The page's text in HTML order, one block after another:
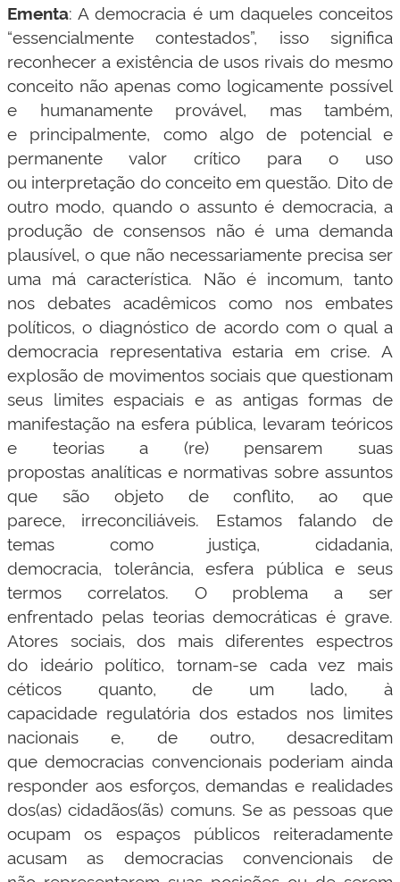
Ementa: A democracia é um daqueles conceitos
“essencialmente contestados”, isso significa
reconhecer a existência de usos rivais do mesmo
conceito não apenas como logicamente possível
e humanamente provável, mas também,
e principalmente, como algo de potencial e
permanente valor crítico para o uso
ou interpretação do conceito em questão. Dito de
outro modo, quando o assunto é democracia, a
produção de consensos não é uma demanda
plausível, o que não necessariamente precisa ser
uma má característica. Não é incomum, tanto
nos debates acadêmicos como nos embates
políticos, o diagnóstico de acordo com o qual a
democracia representativa estaria em crise. A
explosão de movimentos sociais que questionam
seus limites espaciais e as antigas formas de
manifestação na esfera pública, levaram teóricos
e teorias a (re) pensarem suas
propostas analíticas e normativas sobre assuntos
que são objeto de conflito, ao que
parece, irreconciliáveis. Estamos falando de
temas como justiça, cidadania,
democracia, tolerância, esfera pública e seus
termos correlatos. O problema a ser
enfrentado pelas teorias democráticas é grave.
Atores sociais, dos mais diferentes espectros
do ideário político, tornam-se cada vez mais
céticos quanto, de um lado, à
capacidade regulatória dos estados nos limites
nacionais e, de outro, desacreditam
que democracias convencionais poderiam ainda
responder aos esforços, demandas e realidades
dos(as) cidadãos(ãs) comuns. Se as pessoas que
ocupam os espaços públicos reiteradamente
acusam as democracias convencionais de